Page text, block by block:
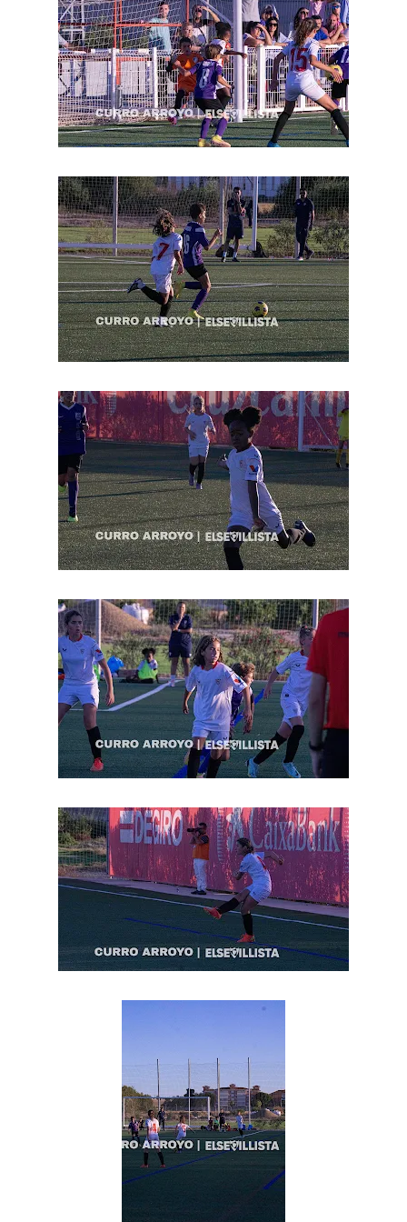
Odysseas Vlachodimos: “El objetivo es mejorar la
temporada pasada”
El Sevilla FC empieza a inscribir a los nuevos
fichajes
Opinión | "Carta abierta a Alberto Flores" por Rafa
El Sevilla oficializa el traspaso de Sow